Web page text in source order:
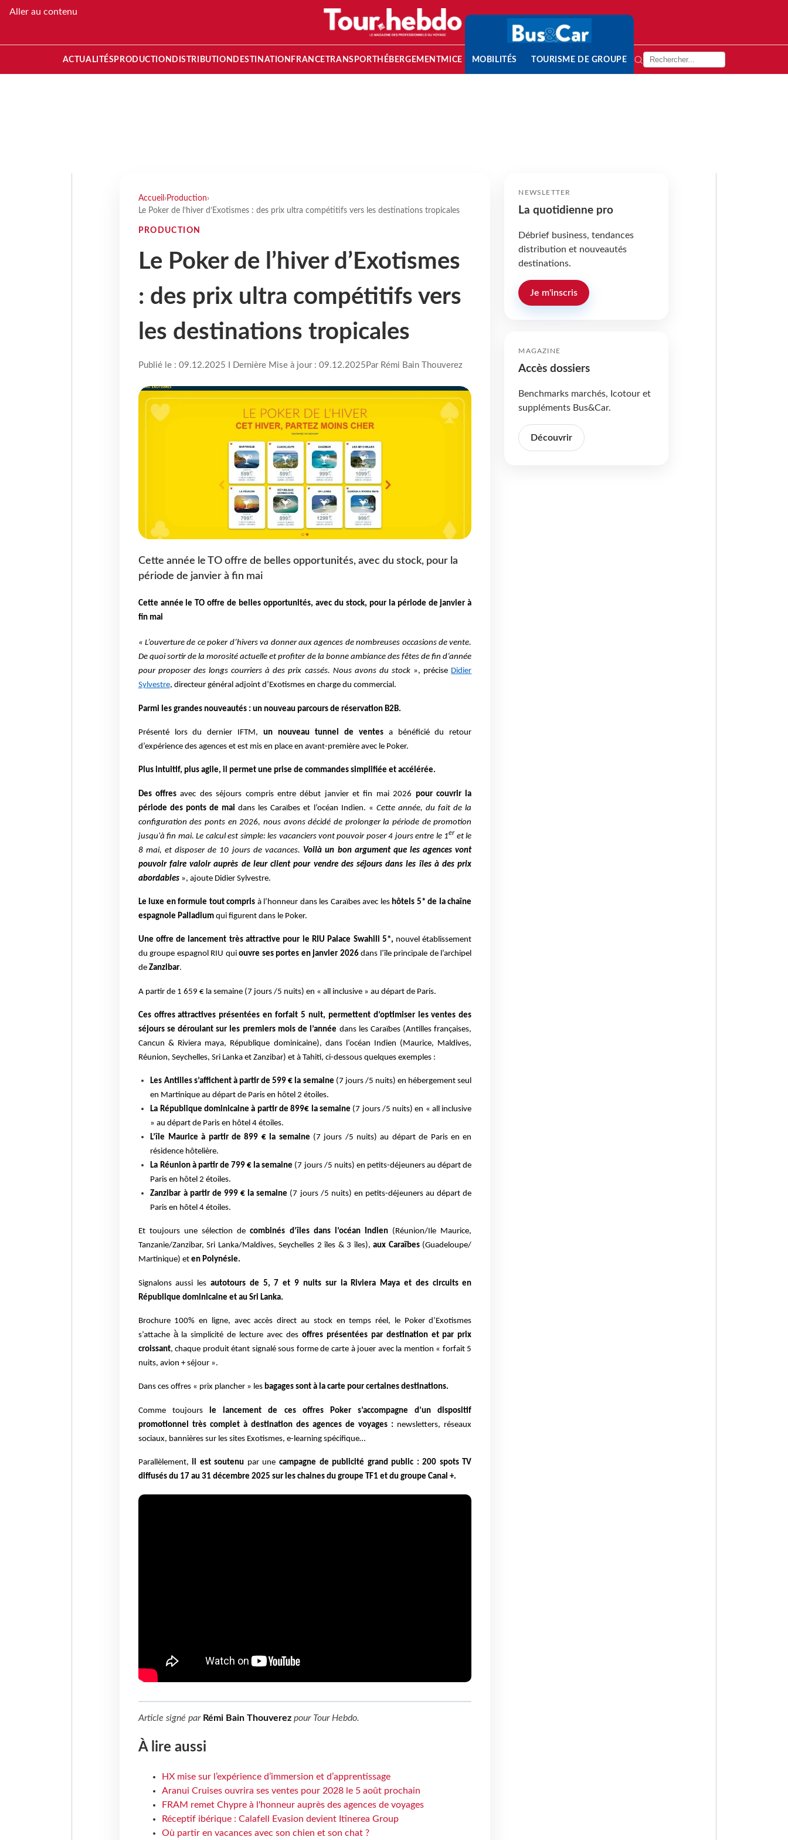
Aller au contenu
ACTUALITÉS PRODUCTION DISTRIBUTION DESTINATION FRANCETRANSPORT HÉBERGEMENTMICE MOBILITÉS TOURISME DE GROUPE
Accueil › Production›
Le Poker de l’hiver d’Exotismes : des prix ultra compétitifs vers les destinations tropicales
PRODUCTION
Le Poker de l’hiver d’Exotismes
: des prix ultra compétitifs vers
les destinations tropicales
Publié le : 09.12.2025 I Dernière Mise à jour : 09.12.2025 Par Rémi Bain Thouverez
Cette année le TO offre de belles opportunités, avec du stock, pour la
période de janvier à fin mai
Cette année le TO offre de belles opportunités, avec du stock, pour la période de janvier à
fin mai
« L’ouverture de ce poker d’hivers va donner aux agences de nombreuses occasions de vente.
De quoi sortir de la morosité actuelle et profiter de la bonne ambiance des fêtes de fin d’année
pour proposer des longs courriers à des prix cassés. Nous avons du stock », précise Didier
Sylvestre, directeur général adjoint d’Exotismes en charge du commercial.
Parmi les grandes nouveautés : un nouveau parcours de réservation B2B.
Présenté lors du dernier IFTM,un nouveau tunnel de ventesa bénéficié du retour
d’expérience des agences et est mis en place en avant-première avec le Poker.
Plus intuitif, plus agile, il permet une prise de commandes simplifiée et accélérée.
Des offres avec des séjours compris entre début janvier et fin mai 2026 pour couvrir la
période des ponts de mai dans les Caraïbes et l’océan Indien. « Cette année, du fait de la
configuration des ponts en 2026, nous avons décidé de prolonger la période de promotion
jusqu'à fin mai. Le calcul est simple: les vacanciers vont pouvoir poser 4 jours entre le 1er et le
8 mai, et disposer de 10 jours de vacances. Voilà un bon argument que les agences vont
pouvoir faire valoir auprès de leur client pour vendre des séjours dans les îles à des prix
abordables », ajoute Didier Sylvestre.
Le luxe en formule tout compris à l’honneur dans les Caraïbes avec leshôtels 5* de la chaîne
espagnole Palladiumqui figurent dans le Poker.
Une offre de lancement très attractive pour le RIU Palace Swahili 5*, nouvel établissement
du groupe espagnol RIU quiouvre ses portes en janvier 2026dans l’île principale de l’archipel
deZanzibar.
A partir de 1 659 € la semaine (7 jours /5 nuits) en « all inclusive » au départ de Paris.
Ces offres attractives présentées en forfait 5 nuit, permettent d’optimiser les ventes des
séjours se déroulant sur les premiers mois de l’année dans les Caraïbes (Antilles françaises,
Cancun & Riviera maya, République dominicaine), dans l’océan Indien (Maurice, Maldives,
Réunion, Seychelles, Sri Lanka et Zanzibar) et à Tahiti, ci-dessous quelques exemples :
Les Antilles s’affichent à partir de 599 € la semaine (7 jours /5 nuits) en hébergement seul
en Martinique au départ de Paris en hôtel 2 étoiles.
La République dominicaine à partir de 899€ la semaine (7 jours /5 nuits) en « all inclusive
» au départ de Paris en hôtel 4 étoiles.
L’île Maurice à partir de 899 € la semaine (7 jours /5 nuits) au départ de Paris en en
résidence hôtelière.
La Réunion à partir de 799 € la semaine (7 jours /5 nuits) en petits-déjeuners au départ de
Paris en hôtel 2 étoiles.
Zanzibar à partir de 999 € la semaine (7 jours /5 nuits) en petits-déjeuners au départ de
Paris en hôtel 4 étoiles.
Et toujours une sélection de combinés d’îles dans l’océan Indien (Réunion/Ile Maurice,
Tanzanie/Zanzibar, Sri Lanka/Maldives, Seychelles 2 îles & 3 îles), aux Caraïbes(Guadeloupe/
Martinique) eten Polynésie.
Signalons aussi lesautotours de 5, 7 et 9 nuits sur la Riviera Maya et des circuits en
République dominicaine et au Sri Lanka.
Brochure 100% en ligne, avec accès direct au stock en temps réel, le Poker d’Exotismes
s’attache à̀ la simplicité de lecture avec des offres présentées par destination et par prix
croissant, chaque produit étant signalé sous forme de carte à jouer avec la mention « forfait 5
nuits, avion + séjour ».
Dans ces offres « prix plancher » lesbagages sont à la carte pour certaines destinations.
Comme toujoursle lancement de ces offres Poker s’accompagne d’un dispositif
promotionnel très complet à destination des agences de voyages : newsletters, réseaux
sociaux, bannières sur les sites Exotismes, e-learning spécifique…
Parallèlement, il est soutenu par une campagne de publicité grand public : 200 spots TV
diffusés du 17 au 31 décembre 2025 sur les chaines du groupe TF1 et du groupe Canal +.
Article signé par Rémi Bain Thouverezpour Tour Hebdo.
À lire aussi
HX mise sur l’expérience d’immersion et d’apprentissage
Aranui Cruises ouvrira ses ventes pour 2028 le 5 août prochain
FRAM remet Chypre à l'honneur auprès des agences de voyages
Réceptif ibérique : Calafell Evasion devient Itinerea Group
Où partir en vacances avec son chien et son chat ?
NEWSLETTER
La quotidienne pro
Débrief business, tendances
distribution et nouveautés
destinations.
Je m'inscris
MAGAZINE
Accès dossiers
Benchmarks marchés, Icotour et
suppléments Bus&Car.
Découvrir